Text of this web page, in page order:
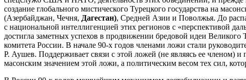
создание глобального мистического Турецкого государства на
(Азербайджан, Чечня, Дагестан), Средней Азии и Поволжья. До
с национальной интеллигенцией этих регионов с «перспективой
достигла заметных успехов в продвижении бредовой идеи
комитета России. В начале 90-х годов членами ложи стали
Р. Аушев. Поддерживает связи с этой ложей (не являясь ее членом)
масонским значением этой ложи, а политическим весом тех сил,